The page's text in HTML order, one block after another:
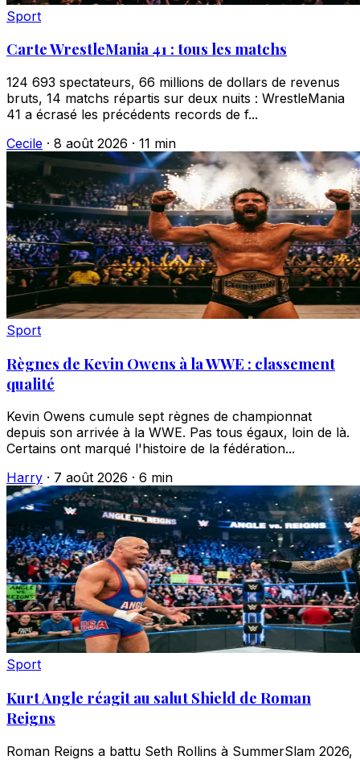
Sport
Carte WrestleMania 41 : tous les matchs
124 693 spectateurs, 66 millions de dollars de revenus
bruts, 14 matchs répartis sur deux nuits : WrestleMania
41 a écrasé les précédents records de f...
Cecile · 8 août 2026 · 11 min
Sport
Règnes de Kevin Owens à la WWE : classement
qualité
Kevin Owens cumule sept règnes de championnat
depuis son arrivée à la WWE. Pas tous égaux, loin de là.
Certains ont marqué l'histoire de la fédération...
Harry · 7 août 2026 · 6 min
Sport
Kurt Angle réagit au salut Shield de Roman
Reigns
Roman Reigns a battu Seth Rollins à SummerSlam 2026,